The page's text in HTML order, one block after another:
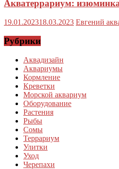
Акватеррариум:
19.01.202318.03.2023 Евгений
Рубрики
Аквадизайн
Аквариумы
Кормление
Креветки
Морской аквариум
Оборудование
Растения
Рыбы
Сомы
Террариум
Улитки
Уход
Черепахи